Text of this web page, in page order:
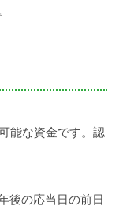
能な資金です。認
応当日の前日